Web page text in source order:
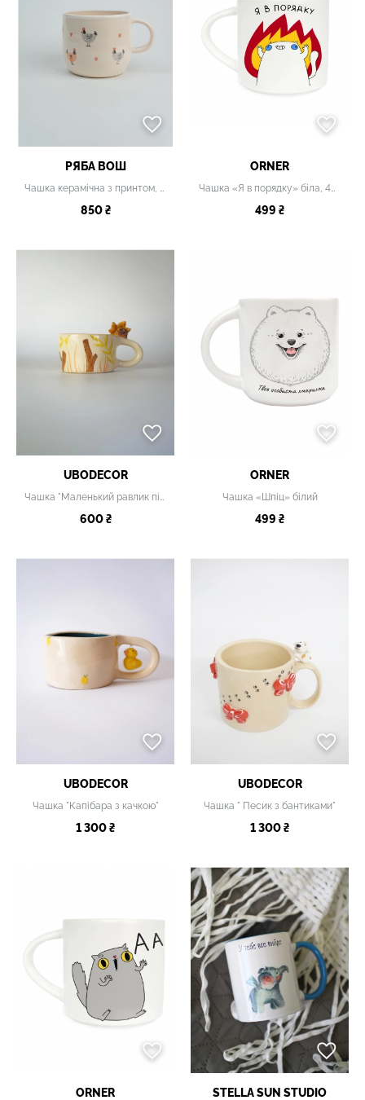
РЯБА ВОШ
Чашка керамічна з принтом, 400 мл
850 ₴
ORNER
Чашка «Я в порядку» біла, 400 мл
499 ₴
UBODECOR
Чашка "Маленький равлик під листочком"
600 ₴
ORNER
Чашка «Шпіц» білий
499 ₴
UBODECOR
Чашка "Капібара з качкою"
1 300 ₴
UBODECOR
Чашка " Песик з бантиками"
1 300 ₴
ORNER STELLA SUN STUDIO